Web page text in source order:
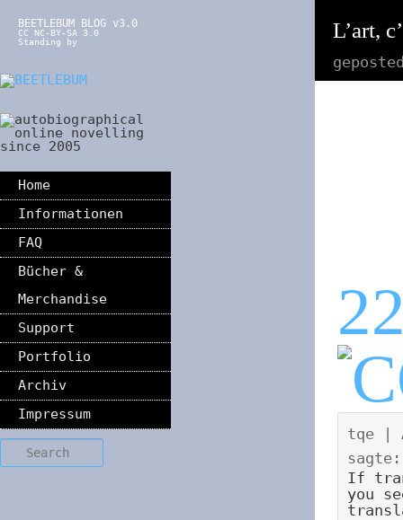
BEETLEBUM BLOG v3.0
CC NC-BY-SA 3.0
Standing by
Home
Informationen
FAQ
Bücher &
Merchandise
Support
Portfolio
Archiv
Impressum
Search
L’art,
tqe |
sagte:
If
you